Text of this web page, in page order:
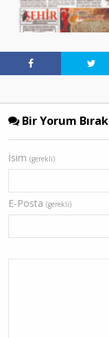
Bir Yorum Bırak
İsim (gerekli)
E-Posta (gerekli)